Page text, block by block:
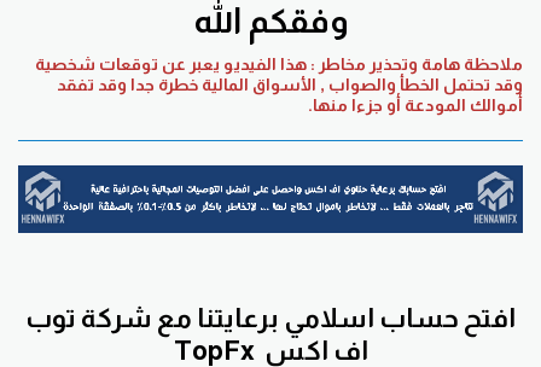
وفقكم الله
ملاحظة هامة وتحذير مخاطر : هذا الفيديو يعبر عن توقعات شخصية
وقد تحتمل الخطأ والصواب , الأسواق المالية خطرة جدا وقد تفقد
أموالك المودعة أو جزءا منها.
افتح حساب اسلامي برعايتنا مع شركة توب
اف اكس TopFx